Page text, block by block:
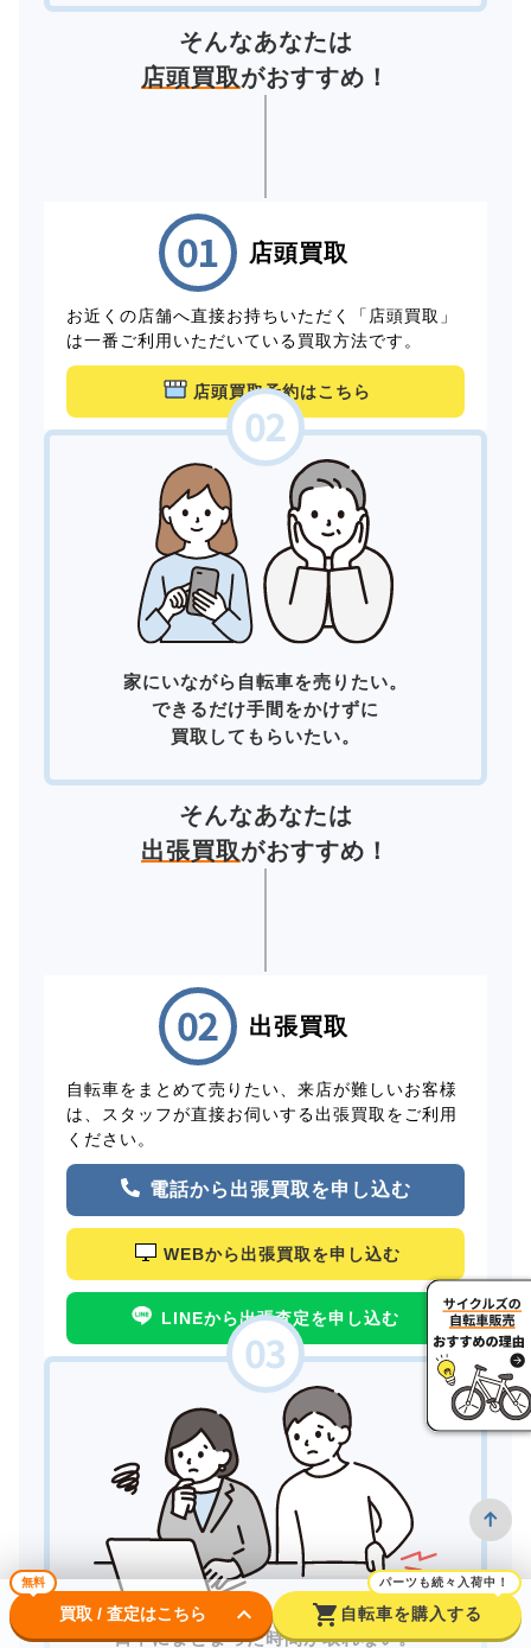
そんなあなたは
店頭買取がおすすめ！
店頭買取
お近くの店舗へ直接お持ちいただく「店頭買取」
は一番ご利用いただいている買取方法です。
店頭買取予約はこちら
家にいながら自転車を売りたい。
できるだけ手間をかけずに
買取してもらいたい。
そんなあなたは
出張買取がおすすめ！
出張買取
自転車をまとめて売りたい、来店が難しいお客様
は、スタッフが直接お伺いする出張買取をご利用
ください。
電話から出張買取を申し込む
WEBから出張買取を申し込む
LINEから出張査定を申し込む
日中にまとまった時間が取れない。
無料
買取 / 査定はこちら keyboard_arrow_down shopping_cart
パーツも続々入荷中！
自転車を購入する